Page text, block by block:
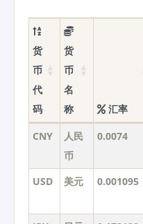
货
币
代
码
货
币
名
称
汇率
CNY
人民
币
0.0074
USD 美元 0.001095